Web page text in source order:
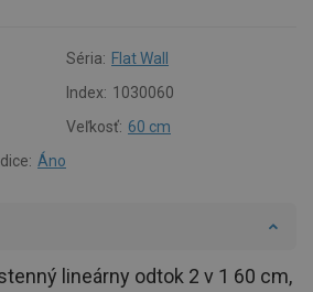
Séria: Flat Wall
Index: 1030060
Veľkosť: 60 cm
Áno
lineárny odtok 2 v 1 60 cm,